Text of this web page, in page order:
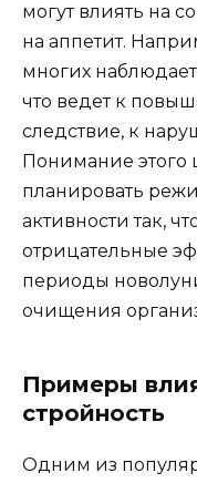
могут влиять на
на аппетит.
многих
что ведет к
следствие, к
Понимание этого
планировать
активности так,
отрицательные
периоды
очищения
Примеры
стройность
Одним из